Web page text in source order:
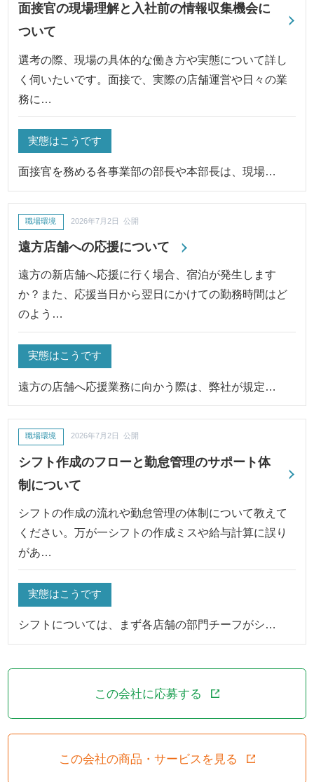
面接官の現場理解と入社前の情報収集機会に
ついて
選考の際、現場の具体的な働き方や実態について詳し
く伺いたいです。面接で、実際の店舗運営や日々の業
務に…
実態はこうです
面接官を務める各事業部の部長や本部長は、現場…
遠方店舗への応援について
職場環境 2026年7月2日 公開
遠方の新店舗へ応援に行く場合、宿泊が発生します
か？また、応援当日から翌日にかけての勤務時間はど
のよう…
実態はこうです
遠方の店舗へ応援業務に向かう際は、弊社が規定…
シフト作成のフローと勤怠管理のサポート体
制について
職場環境 2026年7月2日 公開
シフトの作成の流れや勤怠管理の体制について教えて
ください。万が一シフトの作成ミスや給与計算に誤り
があ…
実態はこうです
シフトについては、まず各店舗の部門チーフがシ…
この会社に応募する
この会社の商品・サービスを見る